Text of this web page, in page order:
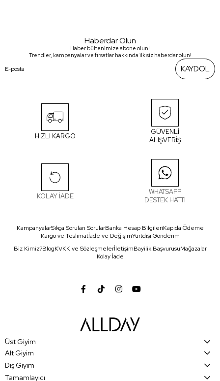
Haberdar Olun
Haber bültenimize abone olun!
Trendler, kampanyalar ve fırsatlar hakkında ilk siz haberdar olun!
KAYDOL
HIZLI KARGO
GÜVENLİ
ALIŞVERİŞ
KOLAY İADE
WHATSAPP
DESTEK HATTI
KampanyalarSıkça Sorulan SorularBanka Hesap BilgileriKapıda Ödeme
Kargo ve Teslimatİade ve DeğişimYurtdışı Gönderim
Biz Kimiz?BlogKVKK ve SözleşmelerİletişimBayilik BaşvurusuMağazalar
Kolay İade
Üst Giyim
Alt Giyim
Dış Giyim
Tamamlayıcı